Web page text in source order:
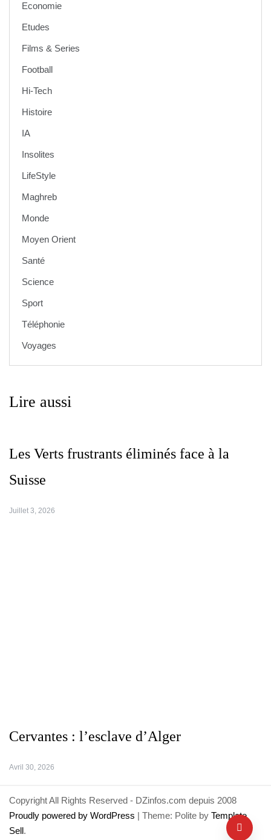
Economie
Etudes
Films & Series
Football
Hi-Tech
Histoire
IA
Insolites
LifeStyle
Maghreb
Monde
Moyen Orient
Santé
Science
Sport
Téléphonie
Voyages
Lire aussi
Les Verts frustrants éliminés face à la
Suisse
Juillet 3, 2026
Cervantes : l’esclave d’Alger
Avril 30, 2026
Copyright All Rights Reserved - DZinfos.com depuis 2008
Proudly powered by WordPress | Theme: Polite by Template
Sell.